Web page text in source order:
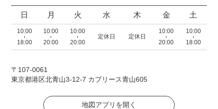
日 月 火 水 木 金 土
10:00
18:00
10:00
20:00
10:00
20:00
定休日 定休日
10:00
20:00
10:00
18:00
〒107-0061
東京都港区北青山3-12-7 カプリース青山605
地図アプリを開く